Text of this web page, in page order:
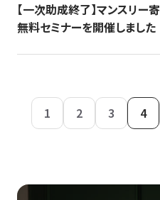
【一次助成終了】マンスリ
無料セミナーを開催しました
1 2 3 4